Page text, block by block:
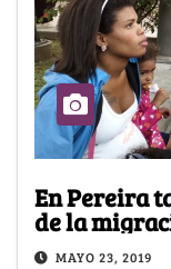
En Pereira
de la
MAYO 23, 2019